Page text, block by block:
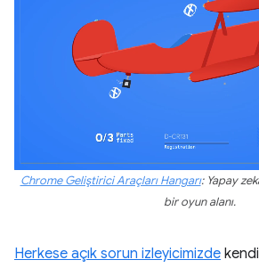
Chrome Geliştirici Araçları Hangarı: Yapay
bir oyun alanı.
Herkese açık sorun izleyicimizde